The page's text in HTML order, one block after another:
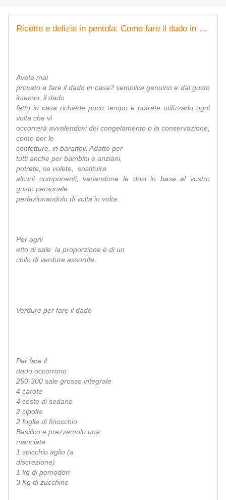
Ricette e delizie in pentola: Come fare il dado in casa con tante verdure
Avete mai
provato a fare il dado in casa? semplice genuino e dal gusto
intenso, il dado
fatto in casa richiede poco tempo e potrete utilizzarlo ogni
volta che vi
occorrerà avvalendovi del congelamento o la conservazione,
come per le
confetture, in barattoli. Adatto per
tutti anche per bambini e anziani,
potrete, se volete, sostituire
alcuni componenti, variandone le dosi in base al vostro
gusto personale
perfezionandolo di volta in volta.
Per ogni
etto di sale la proporzione è di un
chilo di verdure assortite.
Verdure per fare il dado
Per fare il
dado occorrono
250-300 sale grosso integrale
4 carote
4 coste di sedano
2 cipolle
2 foglie di finocchio
Basilico e prezzemolo una
manciata
1 spicchio aglio (a
discrezione)
1 kg di pomodori
3 Kg di zucchine